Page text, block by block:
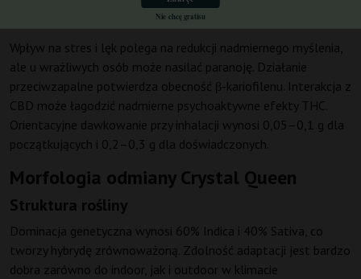
Wpływ na stres i lęk polega na redukcji nadmiernego myślenia,
ale u wrażliwych osób może nasilać paranoję. Działanie
przeciwzapalne potwierdza obecność β-kariofilenu. Interakcja z
CBD może łagodzić nadmierne psychoaktywne efekty THC.
Orientacyjne dawkowanie przy inhalacji wynosi 0,05–0,1 g dla
początkujących i 0,2–0,3 g dla doświadczonych.
Morfologia odmiany Crystal Queen
Struktura rośliny
Dominacja genetyczna wynosi 60% Indica i 40% Sativa, co
tworzy hybrydę zrównoważoną. Zdolność adaptacji jest bardzo
dobra zarówno do indoor, jak i outdoor w klimacie
Nie chcę gratisu